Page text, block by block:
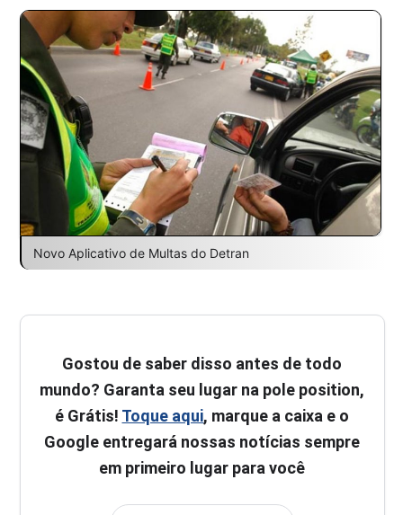
Novo Aplicativo de Multas do Detran
Gostou de saber disso antes de todo
mundo? Garanta seu lugar na pole position,
é Grátis! Toque aqui, marque a caixa e o
Google entregará nossas notícias sempre
em primeiro lugar para você